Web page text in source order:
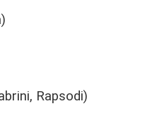
Rapsodi)